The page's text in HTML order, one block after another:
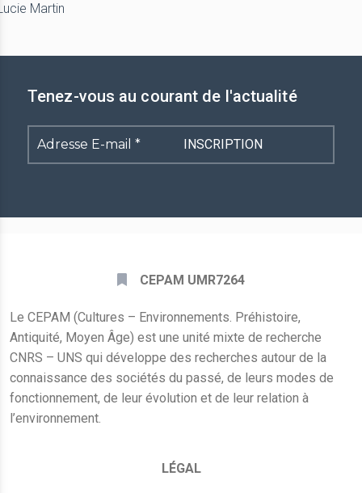
Martin
Tenez-vous au courant de l'actualité
Adresse
E-
CEPAM UMR7264
Le CEPAM (Cultures – Environnements. Préhistoire,
Antiquité, Moyen Âge) est une unité mixte de recherche
CNRS – UNS qui développe des recherches autour de la
connaissance des sociétés du passé, de leurs modes de
fonctionnement, de leur évolution et de leur relation à
l’environnement.
LÉGAL